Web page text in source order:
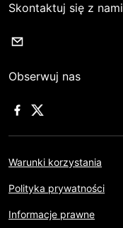
Skontaktuj się z nami
Obserwuj nas
Warunki korzystania
Polityka prywatności
Informacje prawne